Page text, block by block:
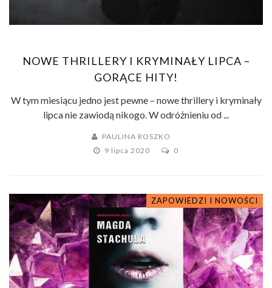
NOWE THRILLERY I KRYMINAŁY LIPCA –
GORĄCE HITY!
W tym miesiącu jedno jest pewne – nowe thrillery i kryminały
lipca nie zawiodą nikogo. W odróżnieniu od ...
PAULINA ROSZKO
9 lipca 2020
0
ZAPOWIEDZI I NOWOŚCI